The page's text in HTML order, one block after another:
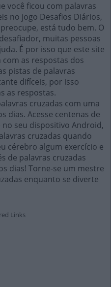
você ficou com palavras
no jogo Desafios Diários,
está tudo bem. O
muitas pessoas
É por isso que este site
as respostas dos
pistas de palavras
difíceis, por isso
as respostas.
cruzadas com uma
dias. Acesse centenas de
seu dispositivo Android,
cruzadas quando
cérebro algum exercício e
de palavras cruzadas
dias! Torne-se um mestre
enquanto se diverte